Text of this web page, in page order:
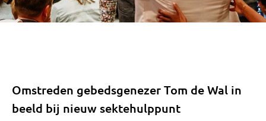
Omstreden gebedsgenezer Tom de Wal in
beeld bij nieuw sektehulppunt